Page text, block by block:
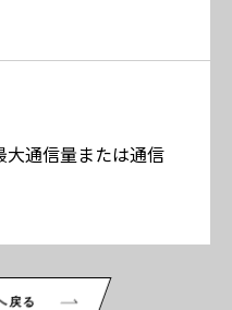
大通信量または通信
戻る